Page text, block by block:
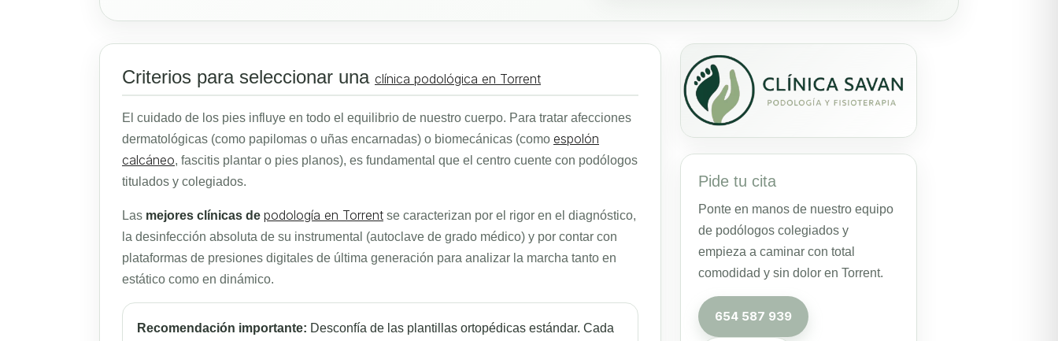
Criterios para seleccionar una clínica podológica en Torrent
El cuidado de los pies influye en todo el equilibrio de nuestro cuerpo. Para tratar afecciones
dermatológicas (como papilomas o uñas encarnadas) o biomecánicas (como espolón
calcáneo, fascitis plantar o pies planos), es fundamental que el centro cuente con podólogos
titulados y colegiados.
Las mejores clínicas de podología en Torrent se caracterizan por el rigor en el diagnóstico,
la desinfección absoluta de su instrumental (autoclave de grado médico) y por contar con
plataformas de presiones digitales de última generación para analizar la marcha tanto en
estático como en dinámico.
Recomendación importante: Desconfía de las plantillas ortopédicas estándar. Cada
Pide tu cita
Ponte en manos de nuestro equipo
de podólogos colegiados y
empieza a caminar con total
comodidad y sin dolor en Torrent.
654 587 939